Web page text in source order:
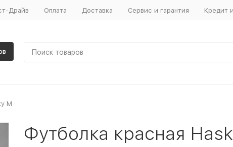
Драйв Оплата Доставка Сервис и гарантия Кредит
M
Футболка красная